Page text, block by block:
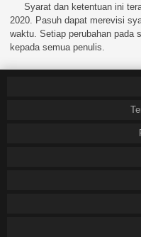
Syarat dan ketentuan ini
2020. Pasuh dapat merevisi
waktu. Setiap perubahan pada
kepada semua penulis.